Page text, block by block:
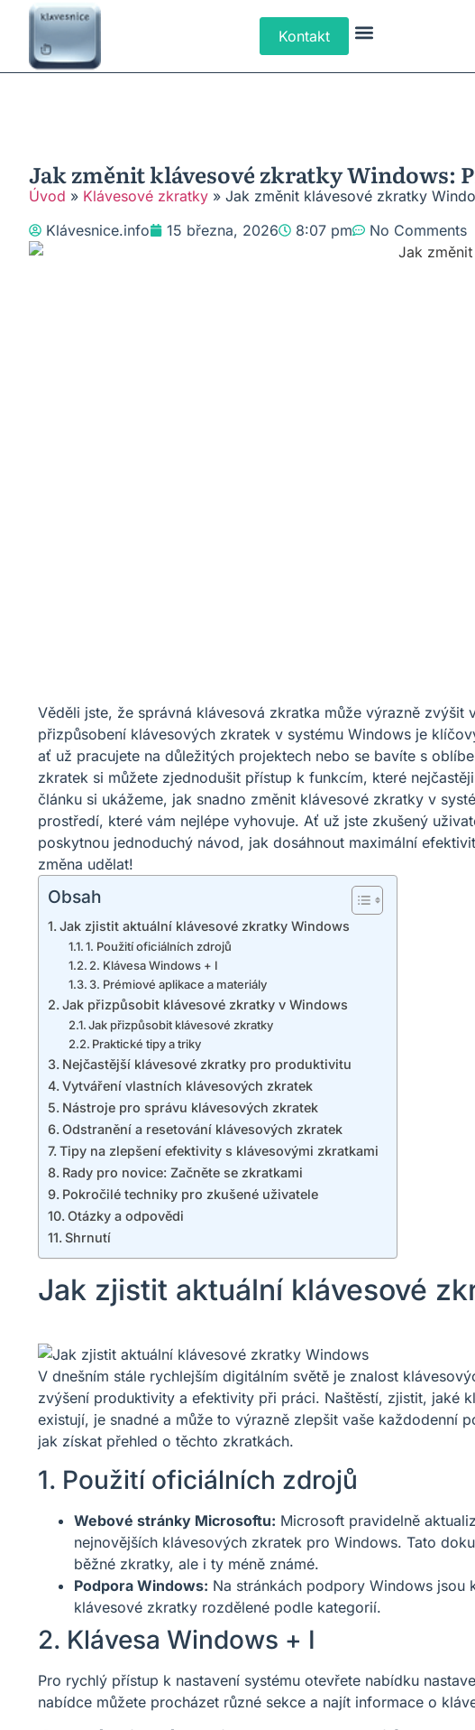
Kontakt
Jak změnit klávesové zkratky Windows:
Úvod » Klávesové zkratky » Jak změnit klávesové zkratky
Klávesnice.info
15 března, 2026 8:07 pm No Comments
Věděli jste, že správná klávesová zkratka může výrazně
přizpůsobení klávesových zkratek v systému Windows je
ať už pracujete na důležitých projektech nebo se bavíte s
zkratek si můžete zjednodušit přístup k funkcím, které
článku si ukážeme, jak snadno změnit klávesové zkratky v
prostředí, které vám nejlépe vyhovuje. Ať už jste zkušený
poskytnou jednoduchý návod, jak dosáhnout maximální
změna udělat!
Obsah
Jak zjistit aktuální klávesové zkratky Windows
1. Použití oficiálních zdrojů
2. Klávesa Windows + I
3. Prémiové aplikace a materiály
Jak přizpůsobit klávesové zkratky v Windows
Jak přizpůsobit klávesové zkratky
Praktické tipy a triky
Nejčastější klávesové zkratky pro produktivitu
Vytváření vlastních klávesových zkratek
Nástroje pro správu klávesových zkratek
Odstranění a resetování klávesových zkratek
Tipy na zlepšení efektivity s klávesovými zkratkami
Rady pro novice: Začněte se zkratkami
Pokročilé techniky pro zkušené uživatele
Otázky a odpovědi
Shrnutí
Jak zjistit aktuální klávesové
V dnešním stále rychlejším digitálním světě je znalost
zvýšení produktivity a efektivity při práci. Naštěstí, zjistit, jaké
existují, je snadné a může to výrazně zlepšit vaše každodenní
jak získat přehled o těchto zkratkách.
1. Použití oficiálních zdrojů
Webové stránky Microsoftu: Microsoft pravidelně
nejnovějších klávesových zkratek pro Windows. Tato
běžné zkratky, ale i ty méně známé.
Podpora Windows: Na stránkách podpory Windows
klávesové zkratky rozdělené podle kategorií.
2. Klávesa Windows + I
Pro rychlý přístup k nastavení systému otevřete nabídku
nabídce můžete procházet různé sekce a najít informace o